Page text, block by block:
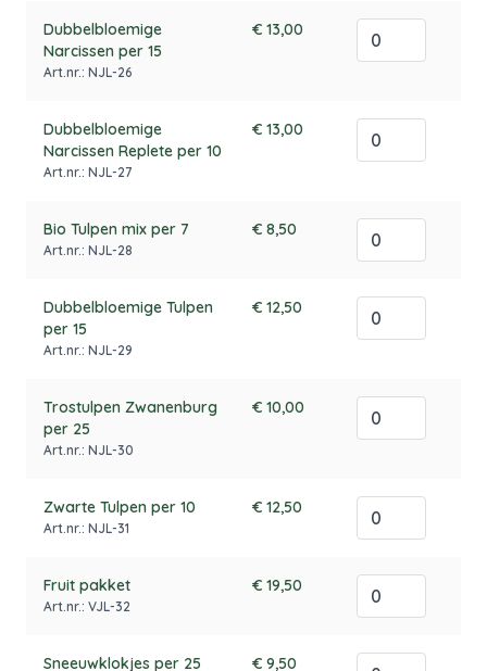
Dubbelbloemige
Narcissen per 15
Art.nr.: NJL-26
€ 13,00
Dubbelbloemige
Narcissen Replete per 10
Art.nr.: NJL-27
€ 13,00
Bio Tulpen mix per 7
Art.nr.: NJL-28
€ 8,50
Dubbelbloemige Tulpen
per 15
Art.nr.: NJL-29
€ 12,50
Trostulpen Zwanenburg
per 25
Art.nr.: NJL-30
€ 10,00
Zwarte Tulpen per 10
Art.nr.: NJL-31
€ 12,50
Fruit pakket
Art.nr.: VJL-32
€ 19,50
Sneeuwklokjes per 25 € 9,50